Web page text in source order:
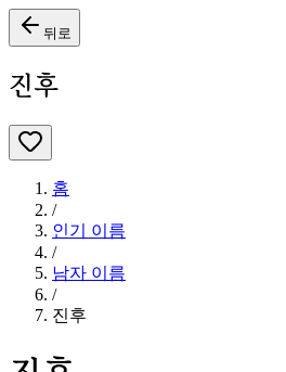
뒤로
진후
홈
/
인기 이름
/
남자 이름
/
진후